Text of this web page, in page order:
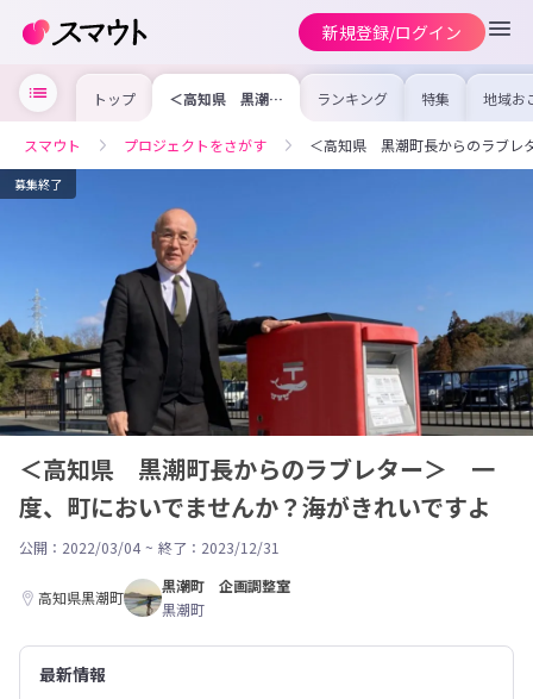
新規登録/ログイン
トップ ＜高知県 黒潮町
長からのラブレタ
おいでませんか？
海がきれいですよ
ランキング 特集 地域お
の求
を集め
事内容
を比較
合った
スマウト プロジェクトをさがす ＜高知県 黒潮町長からのラブレ
募集終了
＜高知県 黒潮町長からのラブレター＞ 一
度、町においでませんか？海がきれいですよ
公開：2022/03/04 ~ 終了：2023/12/31
高知県黒潮町
黒潮町 企画調整室
黒潮町
最新情報